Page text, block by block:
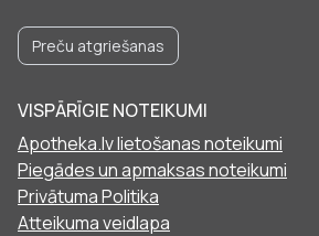
Preču atgriešanas
VISPĀRĪGIE NOTEIKUMI
Apotheka.lv lietošanas noteikumi
Piegādes un apmaksas noteikumi
Privātuma Politika
Atteikuma veidlapa